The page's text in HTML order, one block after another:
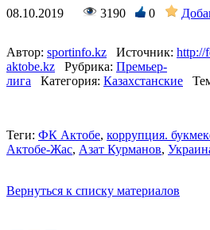
08.10.2019 3190 0
Автор: sportinfo.kz Источник: http://
aktobe.kz
Рубрика: Премьер-
лига
Категория: Казахстанские
Теги: ФК Актобе, коррупция.
Актобе-Жас, Азат Курманов,
Вернуться к списку материалов